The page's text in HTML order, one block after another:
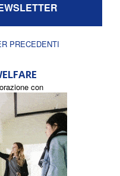
PRECEDENTI
con